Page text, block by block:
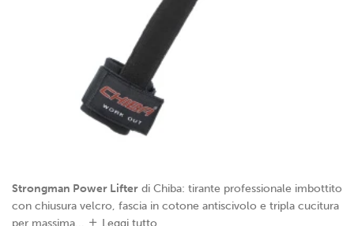
Strongman Power Lifter di Chiba: tirante professionale imbottito
con chiusura velcro, fascia in cotone antiscivolo e tripla cucitura
per massima...
Leggi tutto